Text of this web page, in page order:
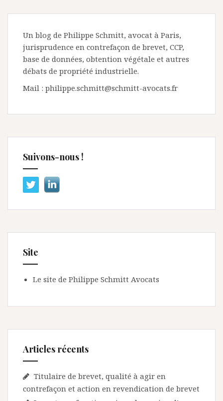
Un blog de Philippe Schmitt, avocat à Paris,
jurisprudence en contrefaçon de brevet, CCP,
base de données, obtention végétale et autres
débats de propriété industrielle.
Mail : philippe.schmitt@schmitt-avocats.fr
Suivons-nous !
Site
Le site de Philippe Schmitt Avocats
Articles récents
Titulaire de brevet, qualité à agir en
contrefaçon et action en revendication de brevet